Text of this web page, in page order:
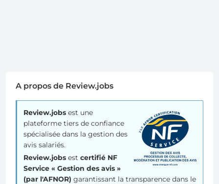
A propos de Review.jobs
Review.jobs est une
plateforme tiers de confiance
spécialisée dans la gestion des
avis salariés.
Review.jobs est certifié NF
Service « Gestion des avis »
(par l'AFNOR) garantissant la transparence dans le